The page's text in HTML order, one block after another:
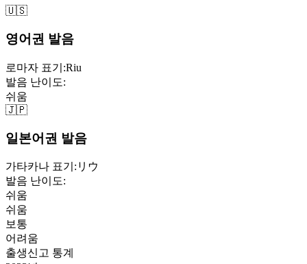
🇺🇸
영어권 발음
로마자 표기:Riu
발음 난이도:
쉬움
🇯🇵
일본어권 발음
가타카나 표기: リウ
발음 난이도:
쉬움
쉬움
보통
어려움
출생신고 통계